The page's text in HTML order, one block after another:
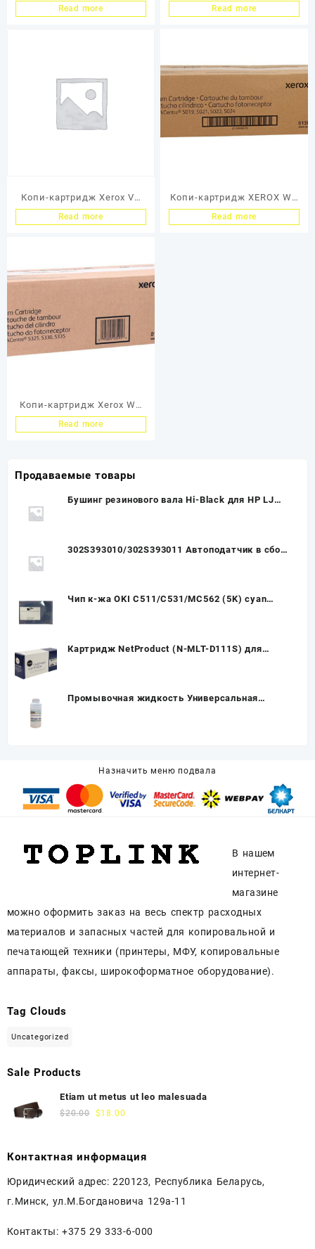
(N-101R00434) для Xerox
Read more
(N-101R00474) для Xerox
Read more
Копи-картридж Xerox VL
B7025/7030/7035 80К (O)
Read more
Копи-картридж XEROX WC
5019/5021 80K (o)
Read more
Копи-картридж Xerox WC
5325/5330/5335 90K (O)
Read more
Продаваемые товары
Бушинг резинового вала Hi-Black для HP LJ
302S393010/302S393011 Автоподатчик в сборе
Чип к-жа OKI C511/C531/MC562 (5K) cyan
Картридж NetProduct (N-MLT-D111S) для
Промывочная жидкость Универсальная
Назначить меню подвала
В нашем
интернет-
магазине
можно оформить заказ на весь спектр расходных
материалов и запасных частей для копировальной и
печатающей техники (принтеры, МФУ, копировальные
аппараты, факсы, широкоформатное оборудование).
Tag Clouds
Uncategorized
Sale Products
Etiam ut metus ut leo malesuada
$20.00 $18.00
Контактная информация
Юридический адрес: 220123, Республика Беларусь,
г.Минск, ул.М.Богдановича 129а-11
Контакты: +375 29 333-6-000